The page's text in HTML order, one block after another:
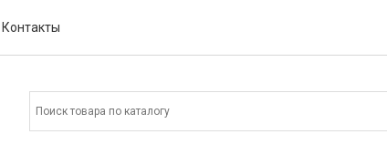
Контакты